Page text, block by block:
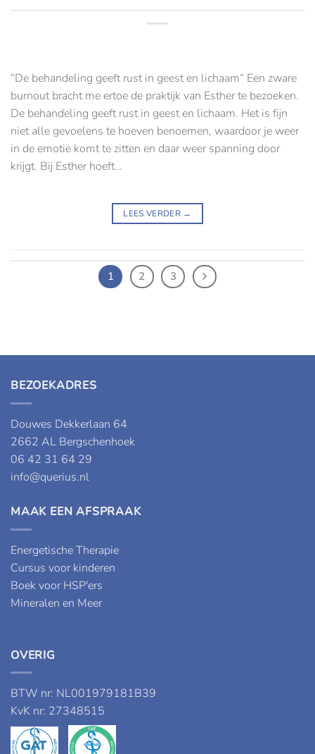
“De behandeling geeft rust in geest en lichaam“ Een zware
burnout bracht me ertoe de praktijk van Esther te bezoeken.
De behandeling geeft rust in geest en lichaam. Het is fijn
niet alle gevoelens te hoeven benoemen, waardoor je weer
in de emotie komt te zitten en daar weer spanning door
krijgt. Bij Esther hoeft…
LEES VERDER →
1 2 3
BEZOEKADRES
Douwes Dekkerlaan 64
2662 AL Bergschenhoek
06 42 31 64 29
info@querius.nl
MAAK EEN AFSPRAAK
Energetische Therapie
Cursus voor kinderen
Boek voor HSP'ers
Mineralen en Meer
OVERIG
BTW nr: NL001979181B39
KvK nr: 27348515